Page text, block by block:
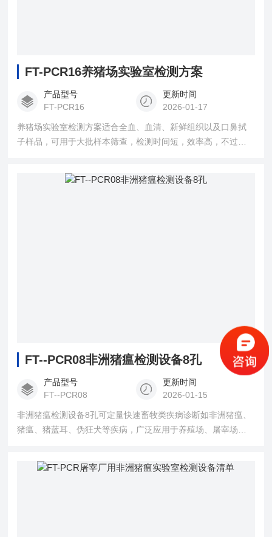
FT-PCR16养猪场实验室检测方案
产品型号
FT-PCR16
更新时间
2026-01-17
养猪场实验室检测方案适合全血、血清、新鲜组织以及口鼻拭
子样品，可用于大批样本筛查，检测时间短，效率高，不过操
FT--PCR08非洲猪瘟检测设备8孔
产品型号
FT--PCR08
更新时间
2026-01-15
非洲猪瘟检测设备8孔可定量快速畜牧类疾病诊断如非洲猪瘟、
猪瘟、猪蓝耳、伪狂犬等疾病，广泛应用于养殖场、屠宰场、